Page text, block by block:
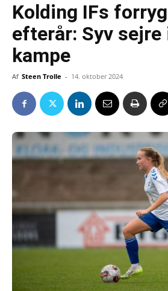
Kolding IFs
efterår: Syv
kampe
Af Steen Trolle - 14. oktober 2024